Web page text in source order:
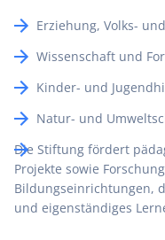
Erziehung, Volks-
Wissenschaft und
Kinder- und
Natur- und
Die Stiftung fördert
Projekte sowie
Bildungseinrichtungen,
und eigenständiges